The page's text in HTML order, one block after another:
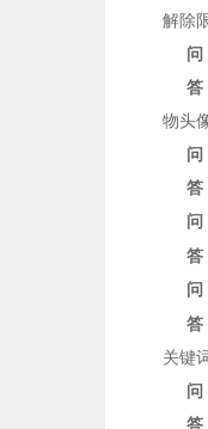
解除
问
答
物头
问
答
问
答
问
答
关键
问
答